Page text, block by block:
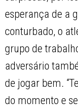
esperança de a
conturbado, o
grupo de
adversário
de jogar bem.
do momento e